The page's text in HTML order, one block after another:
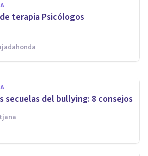
terapia Psicólogos
y
Pérez
secuelas del bullying: 8 consejos